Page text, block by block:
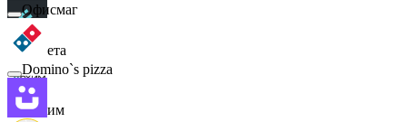
Аркета
Архим
Офисмаг
Domino`s pizza